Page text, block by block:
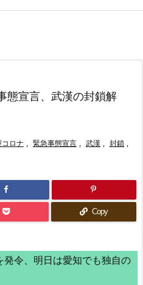
態宣言、武漢の封鎖解
コロナ , 緊急事態宣言 , 武漢 , 封鎖 ,
Copy
令、明日は愛知でも独自の